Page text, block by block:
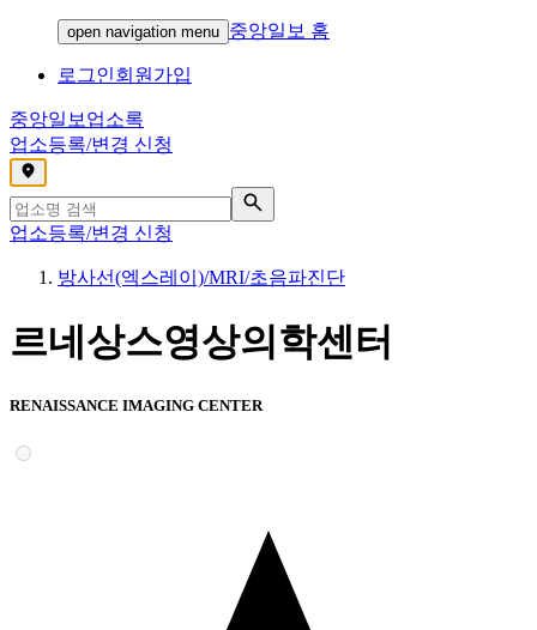
open navigation menu 중앙일보 홈
로그인회원가입
중앙일보 업소록
업소등록/변경 신청
,
업소등록/변경 신청
방사선(엑스레이)/MRI/초음파진단
르네상스영상의학센터
RENAISSANCE IMAGING CENTER